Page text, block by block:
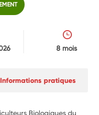
8 mois
Informations pratiques
Biologiques du